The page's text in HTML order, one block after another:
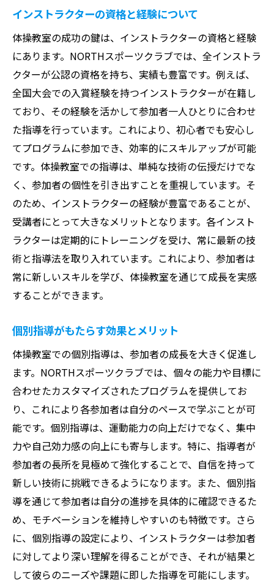
インストラクターの資格と経験について
体操教室の成功の鍵は、インストラクターの資格と経験
にあります。NORTHスポーツクラブでは、全インストラ
クターが公認の資格を持ち、実績も豊富です。例えば、
全国大会での入賞経験を持つインストラクターが在籍し
ており、その経験を活かして参加者一人ひとりに合わせ
た指導を行っています。これにより、初心者でも安心し
てプログラムに参加でき、効率的にスキルアップが可能
です。体操教室での指導は、単純な技術の伝授だけでな
く、参加者の個性を引き出すことを重視しています。そ
のため、インストラクターの経験が豊富であることが、
受講者にとって大きなメリットとなります。各インスト
ラクターは定期的にトレーニングを受け、常に最新の技
術と指導法を取り入れています。これにより、参加者は
常に新しいスキルを学び、体操教室を通じて成長を実感
することができます。
個別指導がもたらす効果とメリット
体操教室での個別指導は、参加者の成長を大きく促進し
ます。NORTHスポーツクラブでは、個々の能力や目標に
合わせたカスタマイズされたプログラムを提供してお
り、これにより各参加者は自分のペースで学ぶことが可
能です。個別指導は、運動能力の向上だけでなく、集中
力や自己効力感の向上にも寄与します。特に、指導者が
参加者の長所を見極めて強化することで、自信を持って
新しい技術に挑戦できるようになります。また、個別指
導を通じて参加者は自分の進捗を具体的に確認できるた
め、モチベーションを維持しやすいのも特徴です。さら
に、個別指導の設定により、インストラクターは参加者
に対してより深い理解を得ることができ、それが結果と
して彼らのニーズや課題に即した指導を可能にします。